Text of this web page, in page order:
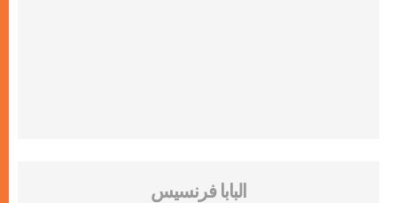
البابا فرنسيس